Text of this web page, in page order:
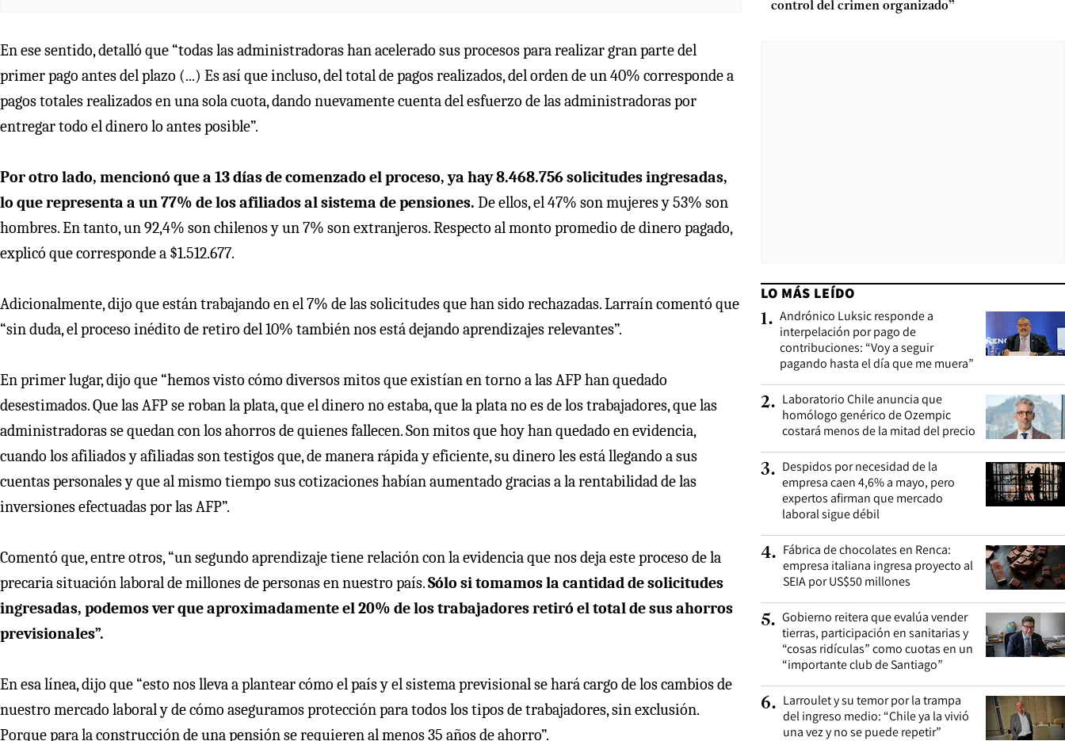
En ese sentido, detalló que “todas las administradoras han acelerado sus procesos para realizar gran parte del
primer pago antes del plazo (...) Es así que incluso, del total de pagos realizados, del orden de un 40% corresponde a
pagos totales realizados en una sola cuota, dando nuevamente cuenta del esfuerzo de las administradoras por
entregar todo el dinero lo antes posible”.
Por otro lado, mencionó que a 13 días de comenzado el proceso, ya hay 8.468.756 solicitudes ingresadas,
lo que representa a un 77% de los afiliados al sistema de pensiones. De ellos, el 47% son mujeres y 53% son
hombres. En tanto, un 92,4% son chilenos y un 7% son extranjeros. Respecto al monto promedio de dinero pagado,
explicó que corresponde a $1.512.677.
Adicionalmente, dijo que están trabajando en el 7% de las solicitudes que han sido rechazadas. Larraín comentó que
“sin duda, el proceso inédito de retiro del 10% también nos está dejando aprendizajes relevantes”.
En primer lugar, dijo que “hemos visto cómo diversos mitos que existían en torno a las AFP han quedado
desestimados. Que las AFP se roban la plata, que el dinero no estaba, que la plata no es de los trabajadores, que las
administradoras se quedan con los ahorros de quienes fallecen. Son mitos que hoy han quedado en evidencia,
cuando los afiliados y afiliadas son testigos que, de manera rápida y eficiente, su dinero les está llegando a sus
cuentas personales y que al mismo tiempo sus cotizaciones habían aumentado gracias a la rentabilidad de las
inversiones efectuadas por las AFP”.
Comentó que, entre otros, “un segundo aprendizaje tiene relación con la evidencia que nos deja este proceso de la
precaria situación laboral de millones de personas en nuestro país.Sólo si tomamos la cantidad de solicitudes
ingresadas, podemos ver que aproximadamente el 20% de los trabajadores retiró el total de sus ahorros
previsionales”.
En esa línea, dijo que “esto nos lleva a plantear cómo el país y el sistema previsional se hará cargo de los cambios de
nuestro mercado laboral y de cómo aseguramos protección para todos los tipos de trabajadores, sin exclusión.
Porque para la construcción de una pensión se requieren al menos 35 años de ahorro”.
control del crimen organizado”
LO MÁS LEÍDO
1. Andrónico Luksic responde a
interpelación por pago de
contribuciones: “Voy a seguir
pagando hasta el día que me muera”
2. Laboratorio Chile anuncia que
homólogo genérico de Ozempic
costará menos de la mitad del precio
3. Despidos por necesidad de la
empresa caen 4,6% a mayo, pero
expertos afirman que mercado
laboral sigue débil
4. Fábrica de chocolates en Renca:
empresa italiana ingresa proyecto al
SEIA por US$50 millones
5. Gobierno reitera que evalúa vender
tierras, participación en sanitarias y
“cosas ridículas” como cuotas en un
“importante club de Santiago”
6. Larroulet y su temor por la trampa
del ingreso medio: “Chile ya la vivió
una vez y no se puede repetir”